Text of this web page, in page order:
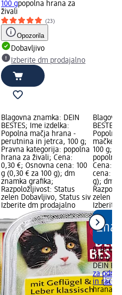
100 gpopolna hrana za
živali
(23)
Opozorila
Dobavljivo
Izberite dm prodajalno
Blagovna znamka: DEIN
BESTES; Ime izdelka:
Popolna mačja hrana -
perutnina in jetrca, 100 g;
Pravna kategorija: popolna
hrana za živali; Cena:
0,30 €; Osnovna cena: 100
g (0,30 € za 100 g); dm
znamka grafika;
Razpoložljivost: Status
zelen Dobavljivo, Status siv
Izberite dm prodajalno
Popolna
mačke
100 g;
popolna
Cena:
cena:
g); dm
zelen
Izberite
0,30 €
100 g
DEIN
za
in raco,
hrana